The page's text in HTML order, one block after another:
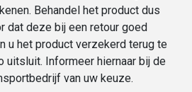
Behandel het product dus
dat deze bij een retour goed
u het product verzekerd terug te
uitsluit. Informeer hiernaar bij de
van uw keuze.